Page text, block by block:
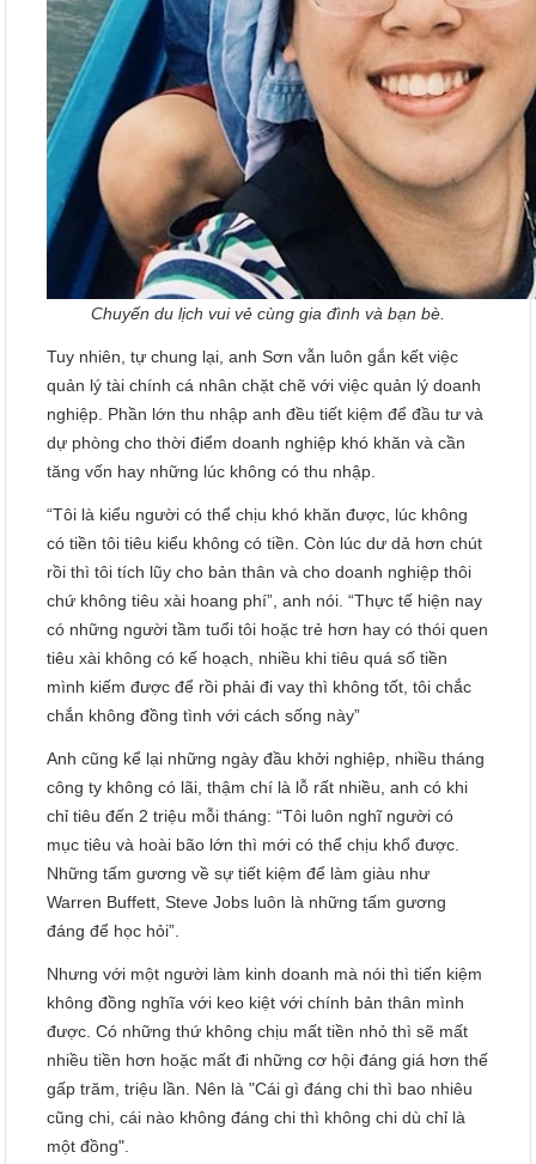
Chuyến du lịch vui vẻ cùng gia đình và bạn bè.
Tuy nhiên, tự chung lại, anh Sơn vẫn luôn gắn kết việc
quản lý tài chính cá nhân chặt chẽ với việc quản lý doanh
nghiệp. Phần lớn thu nhập anh đều tiết kiệm để đầu tư và
dự phòng cho thời điểm doanh nghiệp khó khăn và cần
tăng vốn hay những lúc không có thu nhập.
“Tôi là kiểu người có thể chịu khó khăn được, lúc không
có tiền tôi tiêu kiểu không có tiền. Còn lúc dư dả hơn chút
rồi thì tôi tích lũy cho bản thân và cho doanh nghiệp thôi
chứ không tiêu xài hoang phí”, anh nói. “Thực tế hiện nay
có những người tầm tuổi tôi hoặc trẻ hơn hay có thói quen
tiêu xài không có kế hoạch, nhiều khi tiêu quá số tiền
mình kiếm được để rồi phải đi vay thì không tốt, tôi chắc
chắn không đồng tình với cách sống này”
Anh cũng kể lại những ngày đầu khởi nghiệp, nhiều tháng
công ty không có lãi, thậm chí là lỗ rất nhiều, anh có khi
chỉ tiêu đến 2 triệu mỗi tháng: “Tôi luôn nghĩ người có
mục tiêu và hoài bão lớn thì mới có thể chịu khổ được.
Những tấm gương về sự tiết kiệm để làm giàu như
Warren Buffett, Steve Jobs luôn là những tấm gương
đáng để học hỏi”.
Nhưng với một người làm kinh doanh mà nói thì tiến kiệm
không đồng nghĩa với keo kiệt với chính bản thân mình
được. Có những thứ không chịu mất tiền nhỏ thì sẽ mất
nhiều tiền hơn hoặc mất đi những cơ hội đáng giá hơn thế
gấp trăm, triệu lần. Nên là "Cái gì đáng chi thì bao nhiêu
cũng chi, cái nào không đáng chi thì không chi dù chỉ là
một đồng".